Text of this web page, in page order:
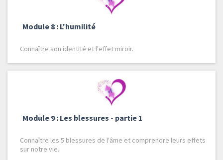
Module 8 : L'humilité
Connaître son identité et l'effet miroir.
Module 9 : Les blessures - partie 1
Connaître les 5 blessures de l'âme et comprendre leurs effets
sur notre vie.